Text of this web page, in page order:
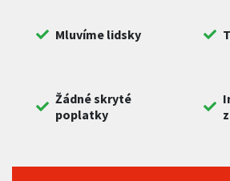
Mluvíme lidsky
Žádné skryté
poplatky